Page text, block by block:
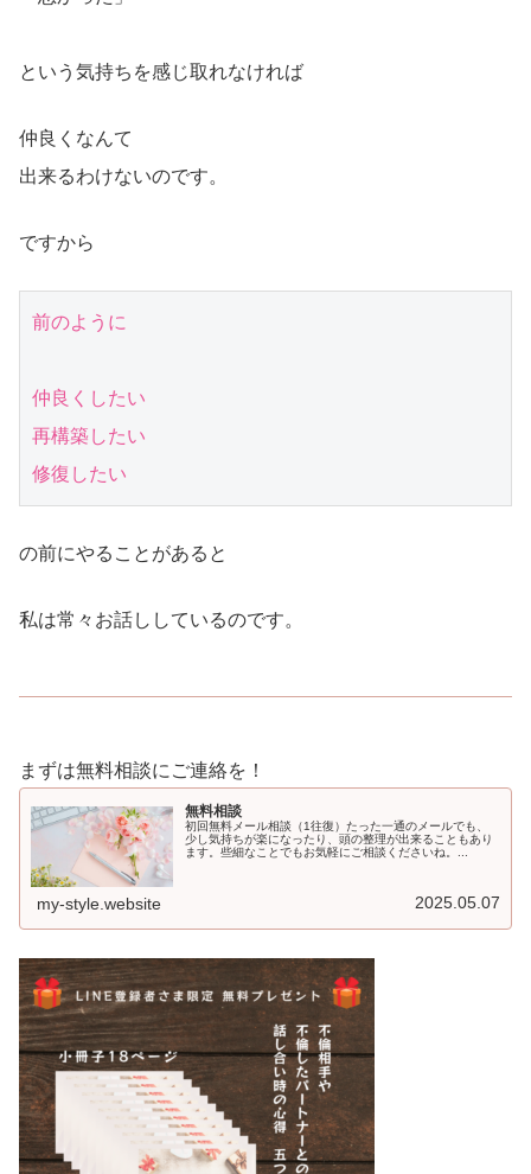
という気持ちを感じ取れなければ
仲良くなんて
出来るわけないのです。
ですから
前のように
仲良くしたい
再構築したい
修復したい
の前にやることがあると
私は常々お話ししているのです。
まずは無料相談にご連絡を！
無料相談
初回無料メール相談（1往復）たった一通のメールでも、
少し気持ちが楽になったり、頭の整理が出来ることもあり
ます。些細なことでもお気軽にご相談くださいね。...
my-style.website 2025.05.07